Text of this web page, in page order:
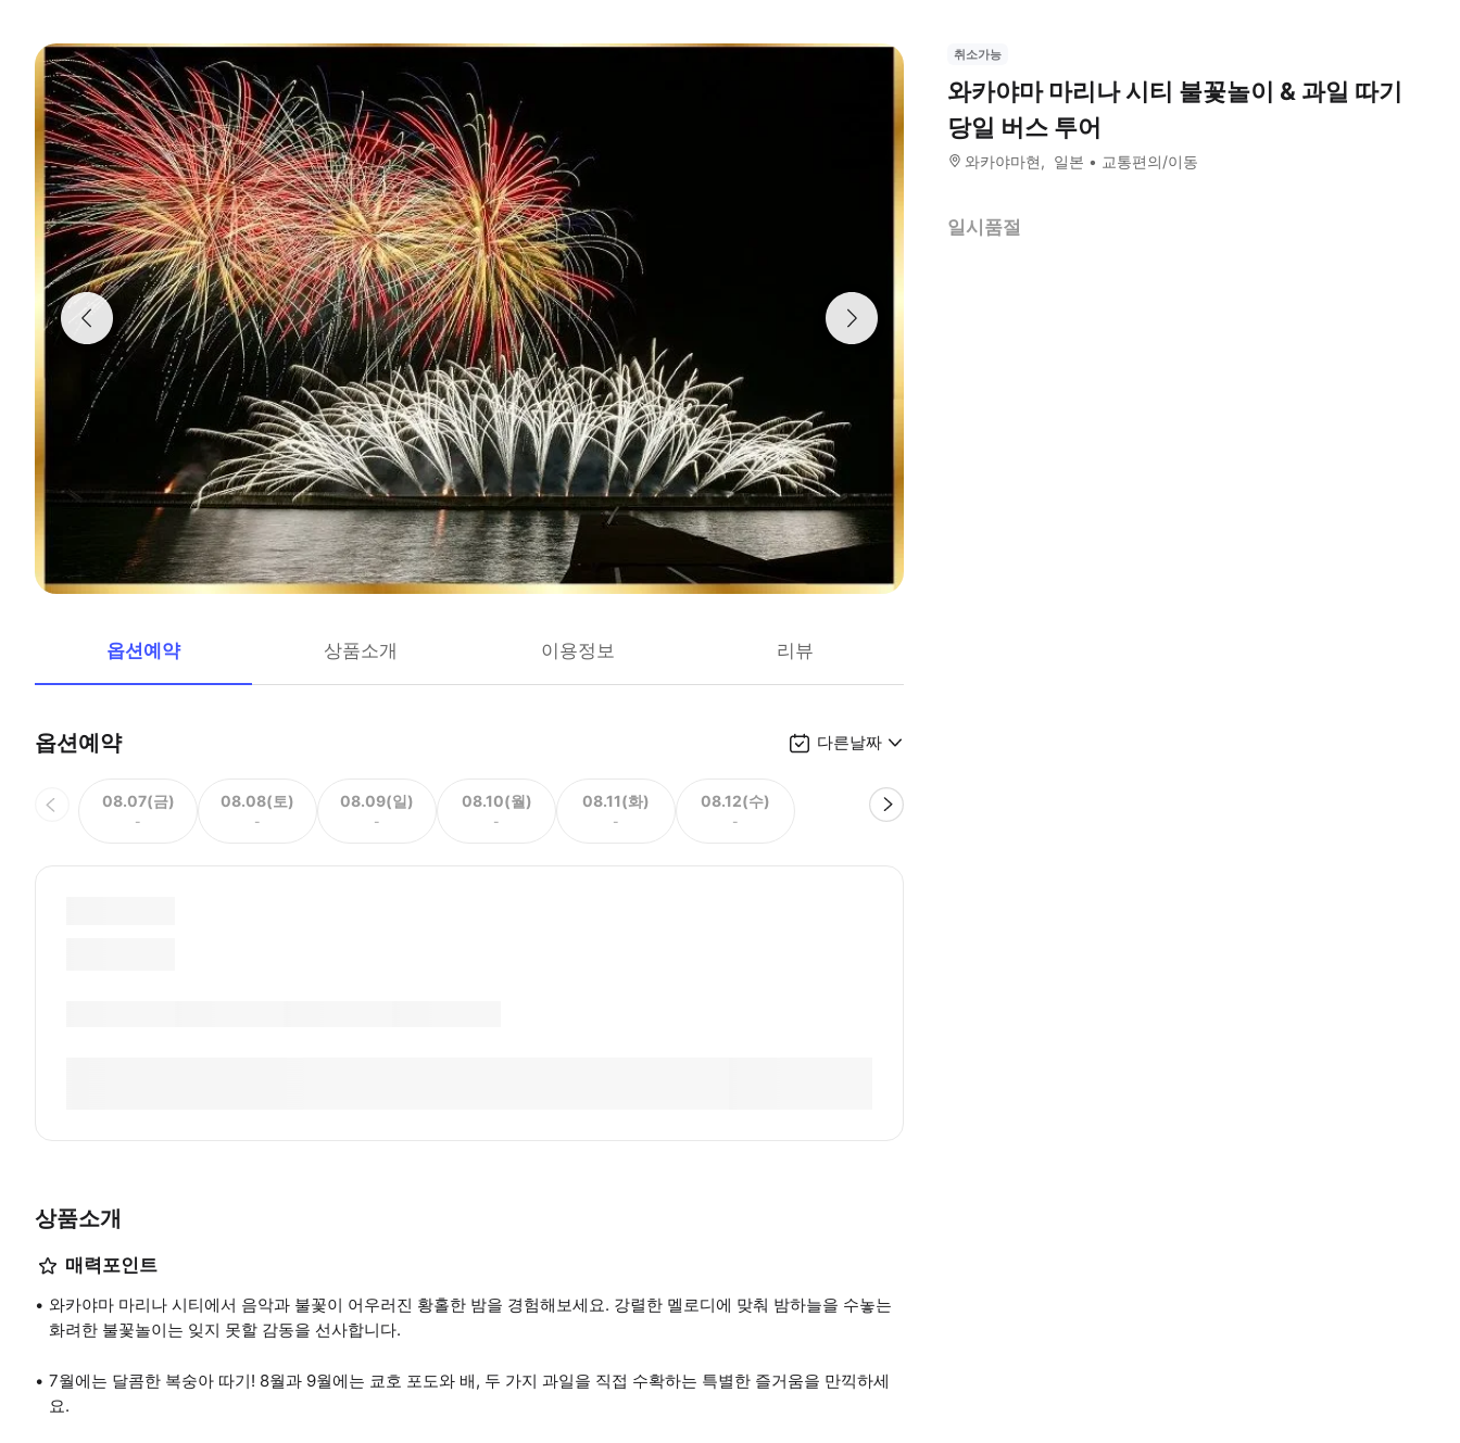
옵션예약 상품소개 이용정보 리뷰
옵션예약 다른날짜
08.07(금)
-
08.08(토)
-
08.09(일)
-
08.10(월)
-
08.11(화)
-
08.12(수)
-
상품소개
매력포인트
와카야마 마리나 시티에서 음악과 불꽃이 어우러진 황홀한 밤을 경험해보세요. 강렬한 멜로디에 맞춰 밤하늘을 수놓는
화려한 불꽃놀이는 잊지 못할 감동을 선사합니다.
7월에는 달콤한 복숭아 따기! 8월과 9월에는 쿄호 포도와 배, 두 가지 과일을 직접 수확하는 특별한 즐거움을 만끽하세
요.
취소가능
와카야마 마리나 시티 불꽃놀이 & 과일 따기
당일 버스 투어
와카야마현 일본 교통편의/이동
일시품절